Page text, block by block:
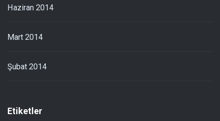
Haziran 2014
Mart 2014
Şubat 2014
Etiketler